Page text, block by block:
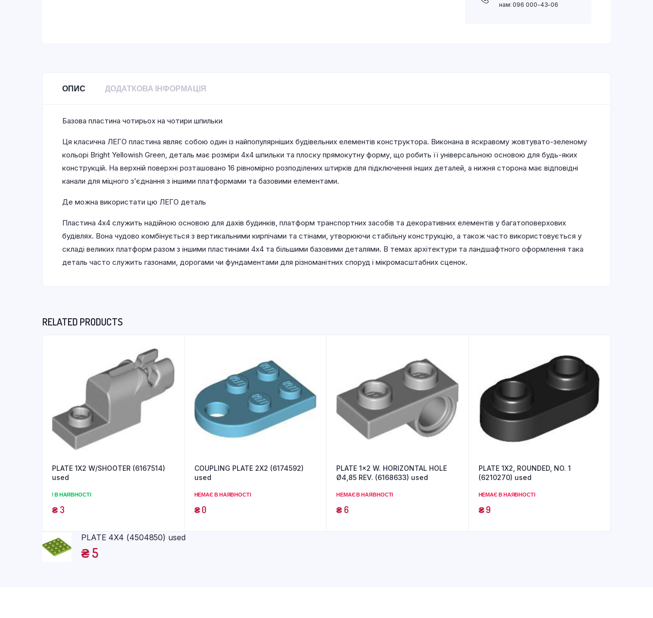
нам: 096 000-43-06
ОПИС ДОДАТКОВА ІНФОРМАЦІЯ
Базова пластина чотирьох на чотири шпильки
Ця класична ЛЕГО пластина являє собою один із найпопулярніших будівельних елементів конструктора. Виконана в яскравому жовтувато-зеленому
кольорі Bright Yellowish Green, деталь має розміри 4х4 шпильки та плоску прямокутну форму, що робить її універсальною основою для будь-яких
конструкцій. На верхній поверхні розташовано 16 рівномірно розподілених штирків для підключення інших деталей, а нижня сторона має відповідні
канали для міцного з’єднання з іншими платформами та базовими елементами.
Де можна використати цю ЛЕГО деталь
Пластина 4х4 служить надійною основою для дахів будинків, платформ транспортних засобів та декоративних елементів у багатоповерхових
будівлях. Вона чудово комбінується з вертикальними кирпічами та стінами, утворюючи стабільну конструкцію, а також часто використовується у
складі великих платформ разом з іншими пластинами 4х4 та більшими базовими деталями. В темах архітектури та ландшафтного оформлення така
деталь часто служить газонами, дорогами чи фундаментами для різноманітних споруд і мікромасштабних сценок.
RELATED PRODUCTS
PLATE 1X2 W/SHOOTER (6167514)
used
1 В НАЯВНОСТІ
₴3
COUPLING PLATE 2X2 (6174592)
used
НЕМАЄ В НАЯВНОСТІ
₴0
PLATE 1×2 W. HORIZONTAL HOLE
Ø4,85 REV. (6168633) used
НЕМАЄ В НАЯВНОСТІ
₴6
PLATE 1X2, ROUNDED, NO. 1
(6210270) used
НЕМАЄ В НАЯВНОСТІ
₴9
PLATE 4X4 (4504850) used
₴5